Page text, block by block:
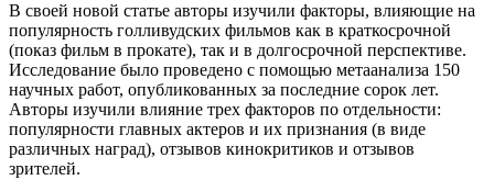
В своей новой статье авторы изучили факторы, влияющие на
популярность голливудских фильмов как в краткосрочной
(показ фильм в прокате), так и в долгосрочной перспективе.
Исследование было проведено с помощью метаанализа 150
научных работ, опубликованных за последние сорок лет.
Авторы изучили влияние трех факторов по отдельности:
популярности главных актеров и их признания (в виде
различных наград), отзывов кинокритиков и отзывов
зрителей.